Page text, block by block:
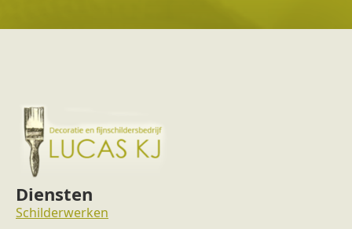
Diensten
Schilderwerken